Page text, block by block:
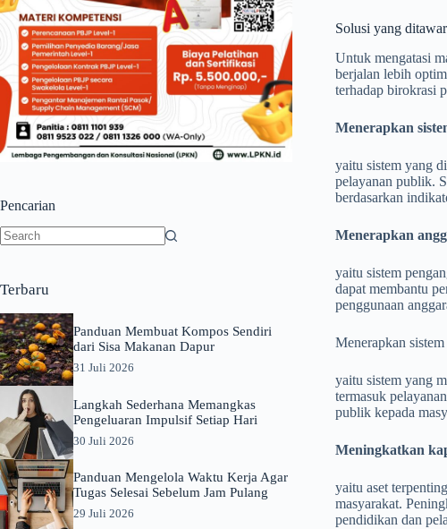
Solusi yang
Untuk mengatasi
berjalan lebih
terhadap birokrasi
Menerapkan
yaitu sistem yang
pelayanan publik.
berdasarkan
Menerapkan
yaitu sistem
dapat membantu
penggunaan
Menerapkan
yaitu sistem yang
termasuk
publik kepada
Meningkatkan
yaitu aset
masyarakat.
pendidikan dan
Pencarian
Terbaru
Panduan Membuat Kompos Sendiri
dari Sisa Makanan Dapur
31 Juli 2026
Langkah Sederhana Memangkas
Pengeluaran Impulsif Setiap Hari
30 Juli 2026
Panduan Mengelola Waktu Kerja Agar
Tugas Selesai Sebelum Jam Pulang
29 Juli 2026